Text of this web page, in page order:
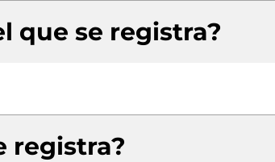
que se registra?
registra?